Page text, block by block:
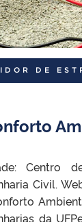
DE
Centro
Civil.
da